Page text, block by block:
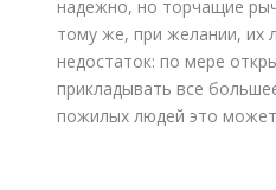
надежно, но торчащие
тому же, при желании, их
недостаток: по мере
прикладывать все
пожилых людей это